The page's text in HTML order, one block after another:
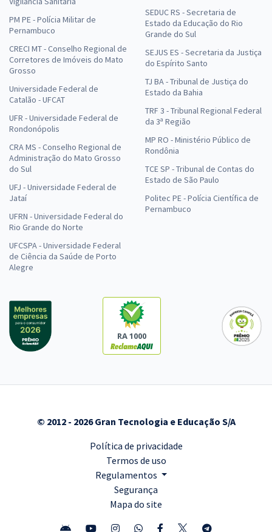
PM PE - Polícia Militar de
Pernambuco
CRECI MT - Conselho Regional de
Corretores de Imóveis do Mato
Grosso
Universidade Federal de
Catalão - UFCAT
UFR - Universidade Federal de
Rondonópolis
CRA MS - Conselho Regional de
Administração do Mato Grosso
do Sul
UFJ - Universidade Federal de
Jataí
UFRN - Universidade Federal do
Rio Grande do Norte
UFCSPA - Universidade Federal
de Ciência da Saúde de Porto
Alegre
SEDUC RS - Secretaria de
Estado da Educação do Rio
Grande do Sul
SEJUS ES - Secretaria da Justiça
do Espírito Santo
TJ BA - Tribunal de Justiça do
Estado da Bahia
TRF 3 - Tribunal Regional Federal
da 3ª Região
MP RO - Ministério Público de
Rondônia
TCE SP - Tribunal de Contas do
Estado de São Paulo
Politec PE - Polícia Científica de
Pernambuco
RA 1000
© 2012 - 2026 Gran Tecnologia e Educação S/A
Política de privacidade
Termos de uso
Regulamentos
Segurança
Mapa do site